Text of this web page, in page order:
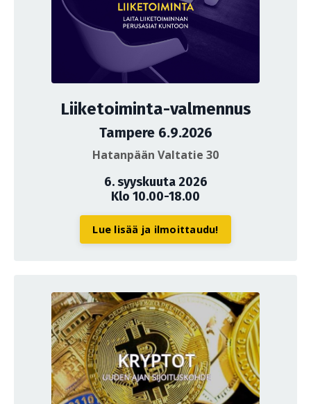
Liiketoiminta-valmennus
Tampere 6.9.2026
Hatanpään Valtatie 30
6. syyskuuta 2026
Klo 10.00-18.00
Lue lisää ja ilmoittaudu!